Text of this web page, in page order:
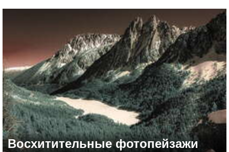
Восхитительные фотопейзажи